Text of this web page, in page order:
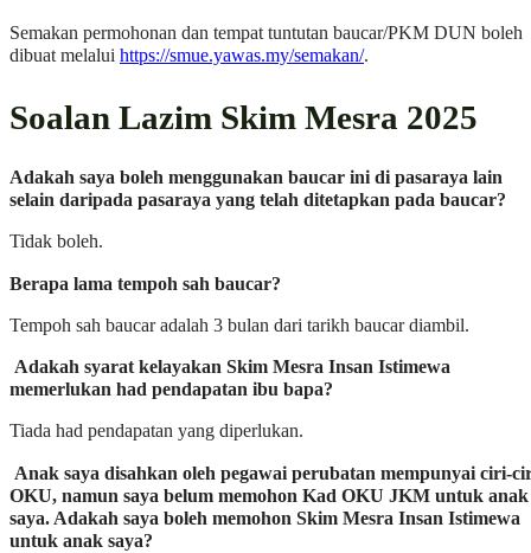
Semakan permohonan dan tempat tuntutan baucar/PKM DUN boleh
dibuat melalui https://smue.yawas.my/semakan/.
Soalan Lazim Skim Mesra 2025
Adakah saya boleh menggunakan baucar ini di pasaraya lain
selain daripada pasaraya yang telah ditetapkan pada baucar?
Tidak boleh.
Berapa lama tempoh sah baucar?
Tempoh sah baucar adalah 3 bulan dari tarikh baucar diambil.
Adakah syarat kelayakan Skim Mesra Insan Istimewa
memerlukan had pendapatan ibu bapa?
Tiada had pendapatan yang diperlukan.
Anak saya disahkan oleh pegawai perubatan mempunyai ciri-
OKU, namun saya belum memohon Kad OKU JKM untuk anak
saya. Adakah saya boleh memohon Skim Mesra Insan Istimewa
untuk anak saya?